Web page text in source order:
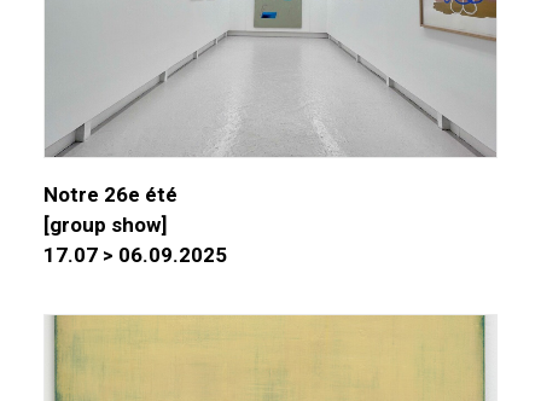
Notre 26e été
[group show]
17.07 > 06.09.2025